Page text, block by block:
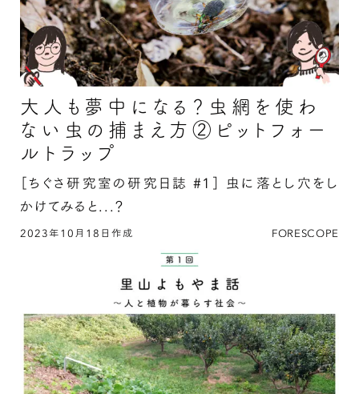
大人も夢中になる？虫網を使わ
ない虫の捕まえ方②ピットフォー
ルトラップ
［ちぐさ研究室の研究日誌 #1］ 虫に落とし穴をし
かけてみると...？
2023年10月18日作成 FORESCOPE
大人も夢中になる？虫網を使わない虫の捕まえ方
②ピットフォールトラップの続きを読む